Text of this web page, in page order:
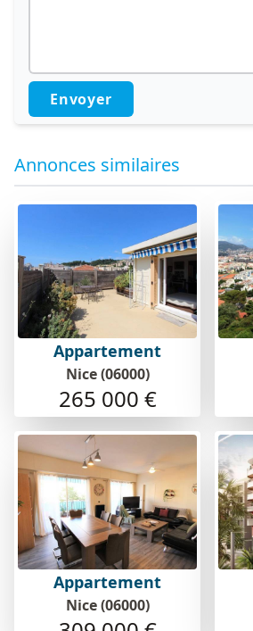
Envoyer
Annonces similaires
Appartement
Nice (06000)
265 000 €
Appartement
Nice (06000)